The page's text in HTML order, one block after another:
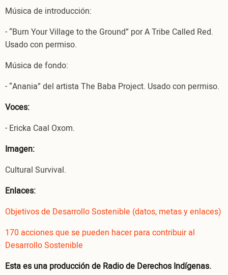
Música de introducción:
- “Burn Your Village to the Ground” por A Tribe Called Red.
Usado con permiso.
Música de fondo:
- “Anania” del artista The Baba Project. Usado con permiso.
Voces:
- Ericka Caal Oxom.
Imagen:
Cultural Survival.
Enlaces:
Objetivos de Desarrollo Sostenible (datos, metas y enlaces)
170 acciones que se pueden hacer para contribuir al
Desarrollo Sostenible
Esta es una producción de Radio de Derechos Indígenas.